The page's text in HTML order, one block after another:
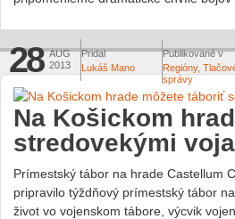
28 AUG
2013
Pridal
Lukáš Mano
Publikované v
Regióny,
správy
Na Košickom
stredovekými
Prímestský tábor na hrade Castellum
pripravilo týždňový prímestský tábor
život vo vojenskom tábore, výcvik